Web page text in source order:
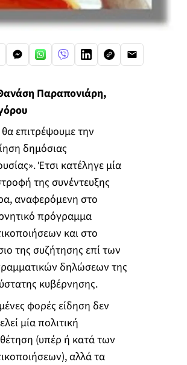
Παραπονιάρη,
επιτρέψουμε την
δημόσιας
Έτσι κατέληγε μία
της συνέντευξης
αναφερόμενη στο
πρόγραμμα
και στο
της συζήτησης επί των
δηλώσεων της
κυβέρνησης.
φορές είδηση δεν
μία πολιτική
(υπέρ ή κατά των
αλλά τα